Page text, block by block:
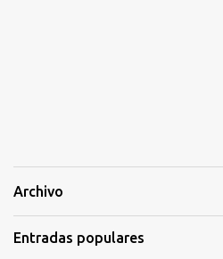
Archivo
Entradas populares